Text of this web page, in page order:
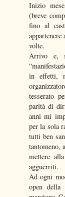
Inizio
(breve
fino al
volte.
Arrivo e,
in effetti,
tesserato
parità di
anni mi
per la sola
tutti ben
tantomeno,
mettere
agguerriti.
Ad ogni
open